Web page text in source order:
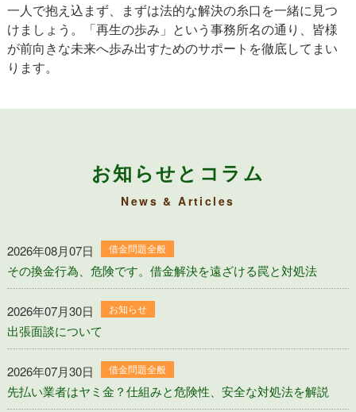
一人で抱え込まず、まずは法的な解決の糸口を一緒に見つ
けましょう。「再生の歩み」という事務所名の通り、皆様
が前向きな未来へ歩み出すためのサポートを徹底してまい
ります。
お知らせとコラム
News & Articles
2026年08月07日 借金問題全般
その換金行為、危険です。借金解決を遠ざける罠と対処法
2026年07月30日 お知らせ
出張面談について
2026年07月30日 借金問題全般
先払い業者はヤミ金？仕組みと危険性、安全な対処法を解説